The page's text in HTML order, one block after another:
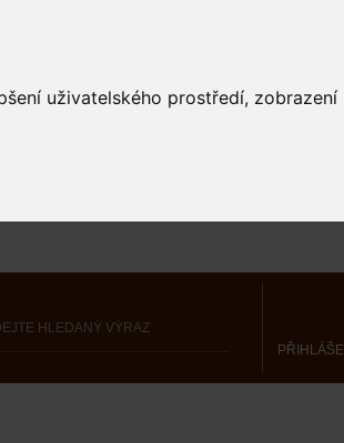
uživatelského prostředí, zobrazení